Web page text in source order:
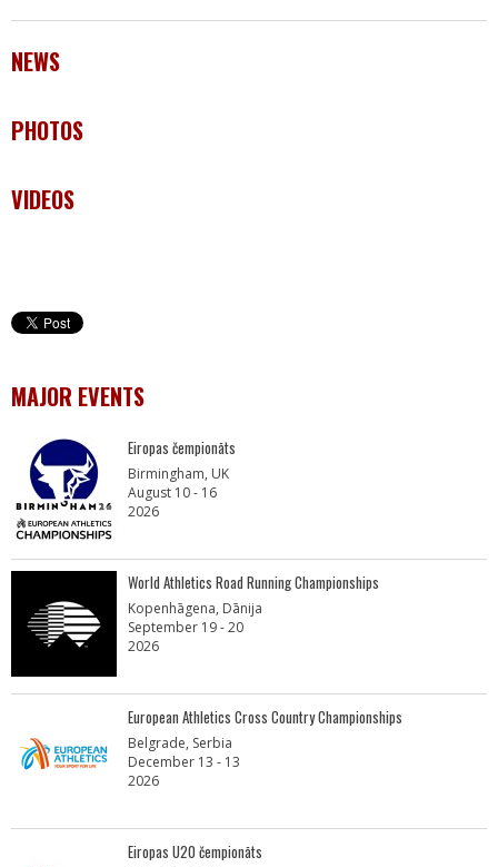
NEWS
PHOTOS
VIDEOS
MAJOR EVENTS
Eiropas čempionāts
Birmingham, UK
August 10 - 16
2026
World Athletics Road Running Championships
Kopenhāgena, Dānija
September 19 - 20
2026
European Athletics Cross Country Championships
Belgrade, Serbia
December 13 - 13
2026
Eiropas U20 čempionāts